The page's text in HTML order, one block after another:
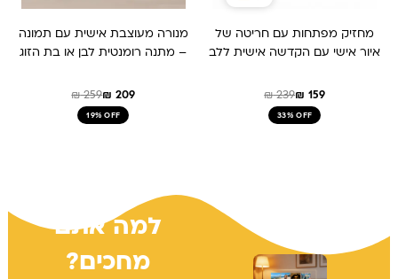
מחזיק מפתחות עם חריטה של
איור אישי עם הקדשה אישית ללב
₪239₪ 159
33% OFF
מנורה מעוצבת אישית עם תמונה
– מתנה רומנטית לבן או בת הזוג
₪259₪ 209
19% OFF
למה אתם
מחכים?